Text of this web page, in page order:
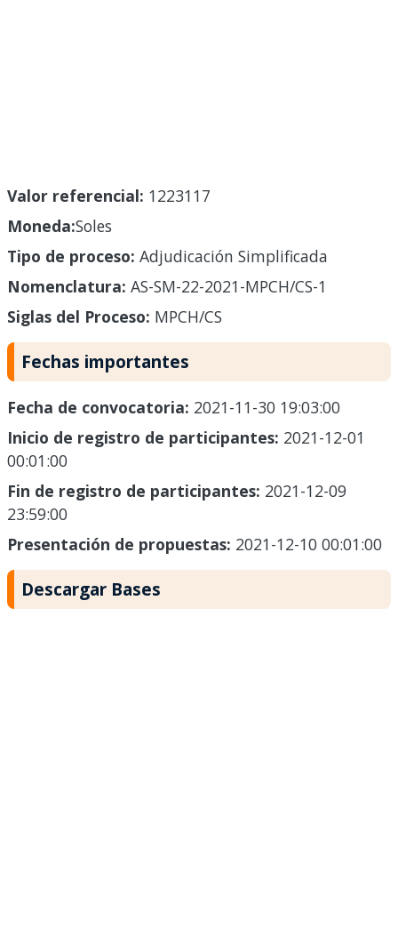
Valor referencial: 1223117
Moneda:Soles
Tipo de proceso: Adjudicación Simplificada
Nomenclatura: AS-SM-22-2021-MPCH/CS-1
Siglas del Proceso: MPCH/CS
Fechas importantes
Fecha de convocatoria: 2021-11-30 19:03:00
Inicio de registro de participantes: 2021-12-01
00:01:00
Fin de registro de participantes: 2021-12-09
23:59:00
Presentación de propuestas: 2021-12-10 00:01:00
Descargar Bases